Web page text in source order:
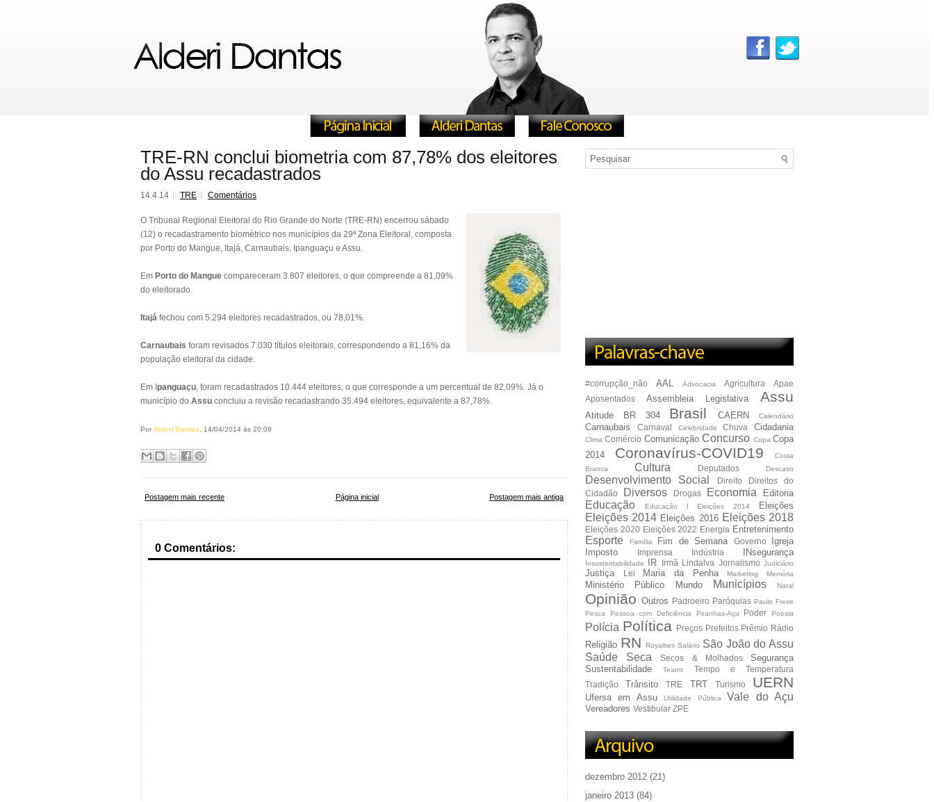
TRE-RN conclui biometria com 87,78% dos eleitores
do Assu recadastrados
14.4.14 TRE Comentários
O Tribunal Regional Eleitoral do Rio Grande do Norte (TRE-RN) encerrou sábado
(12) o recadastramento biométrico nos municípios da 29ª Zona Eleitoral, composta
por Porto do Mangue, Itajá, Carnaubais, Ipanguaçu e Assu.
Em Porto do Mangue compareceram 3.807 eleitores, o que compreende a 81,09%
do eleitorado.
Itajá fechou com 5.294 eleitores recadastrados, ou 78,01%.
Carnaubais foram revisados 7.030 títulos eleitorais, correspondendo a 81,16% da
população eleitoral da cidade.
Em I panguaçu, foram recadastrados 10.444 eleitores, o que corresponde a um percentual de 82,09%. Já o
município do Assu concluiu a revisão recadastrando 35.494 eleitores, equivalente a 87,78%.
Por Alderi Dantas , 14/04/2014 às 20:08
Postagem mais recente Postagem mais antiga
Página inicial
0 Comentários:
#corrupção_não AAL Advocacia Agricultura
Apae
Aposentados
Assembleia Legislativa Assu
Atitude BR 304 Brasil CAERN Calendário
Carnaubais Carnaval Celebridade Chuva Cidadania
Clima Comércio Comunicação Concurso Copa Copa
2014
Coronavírus-COVID19
Costa
Branca
Cultura Deputados Descaso
Desenvolvimento Social Direito
Direitos do
Cidadão
Diversos Drogas Economia Editoria
Educação Educação I Eleições 2014 Eleições
Eleições 2014 Eleições 2016 Eleições 2018
Eleições 2020 Eleições 2022 Energia Entretenimento
Esporte Família Fim de Semana Governo
Igreja
Imposto
Imprensa Indústria INsegurança
Insustentabilidade IR Irmã Lindalva Jornalismo Judiciário
Justiça Lei Maria da Penha Marketing Memória
Ministério Público Mundo Municípios Natal
Opinião Outros Padroeiro Paróquias Paulo Freire
Pesca
Pessoa com Deficiência Piranhas-Açu Poder Poesia
Polícia Política Preços Prefeitos Prêmio Rádio
Religião RN Royalties Salário São João do Assu
Saúde
Seca Secos & Molhados
Segurança
Sustentabilidade
Teatro
Tempo e Temperatura
Tradição
Trânsito TRE TRT Turismo UERN
Ufersa em Assu Utilidade Pública Vale do Açu
Vereadores Vestibular ZPE
dezembro 2012 (21)
janeiro 2013 (84)